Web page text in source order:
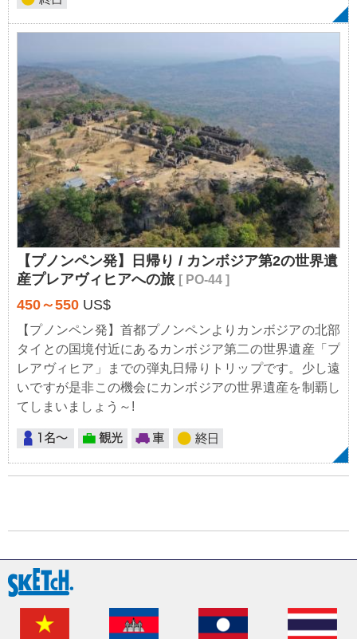
【プノンペン発】日帰り / カンボジア第2の世界遺
産プレアヴィヒアへの旅 [ PO-44 ]
450～550 US$
【プノンペン発】首都プノンペンよりカンボジアの北部
タイとの国境付近にあるカンボジア第二の世界遺産「プ
レアヴィヒア」までの弾丸日帰りトリップです。少し遠
いですが是非この機会にカンボジアの世界遺産を制覇し
てしまいましょう～!